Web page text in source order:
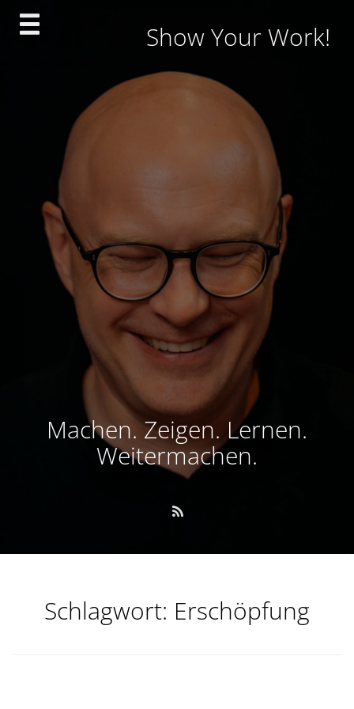
Skip
Show Your Work!
Machen. Zeigen. Lernen.
Weitermachen.
Schlagwort: Erschöpfung